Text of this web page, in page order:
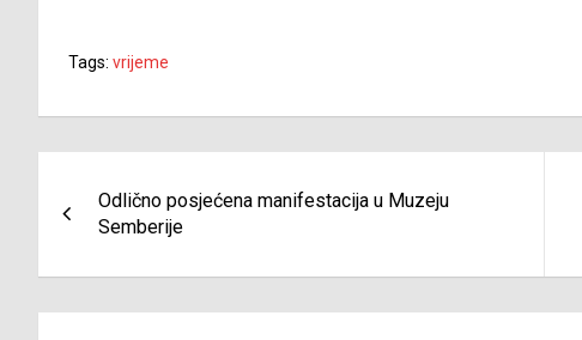
Tags: vrijeme
članaka
Odlično posjećena manifestacija u Muzeju
Semberije